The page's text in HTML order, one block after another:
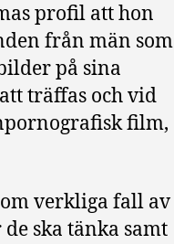
profil att hon
från män som
på sina
träffas och vid
film,
verkliga fall av
ska tänka samt